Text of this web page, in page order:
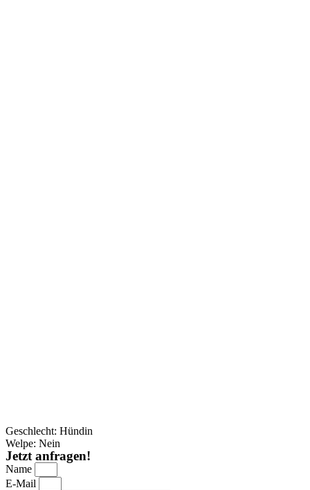
Geschlecht: Hündin
Welpe: Nein
Jetzt anfragen!
Name
E-Mail